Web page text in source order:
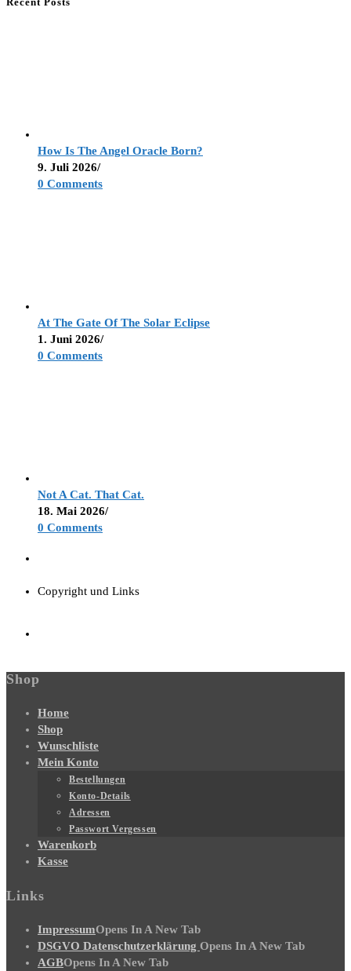
How Is The Angel Oracle Born?
9. Juli 2026/
0 Comments
At The Gate Of The Solar Eclipse
1. Juni 2026/
0 Comments
Not A Cat. That Cat.
18. Mai 2026/
0 Comments
Copyright und Links
Shop
Home
Shop
Wunschliste
Mein Konto
Bestellungen
Konto-Details
Adressen
Passwort Vergessen
Warenkorb
Kasse
Links
ImpressumOpens In A New Tab
DSGVO Datenschutzerklärung Opens In A New Tab
AGBOpens In A New Tab